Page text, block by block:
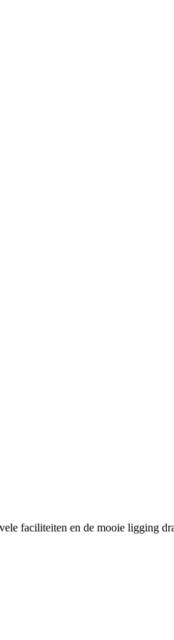
faciliteiten en de mooie ligging